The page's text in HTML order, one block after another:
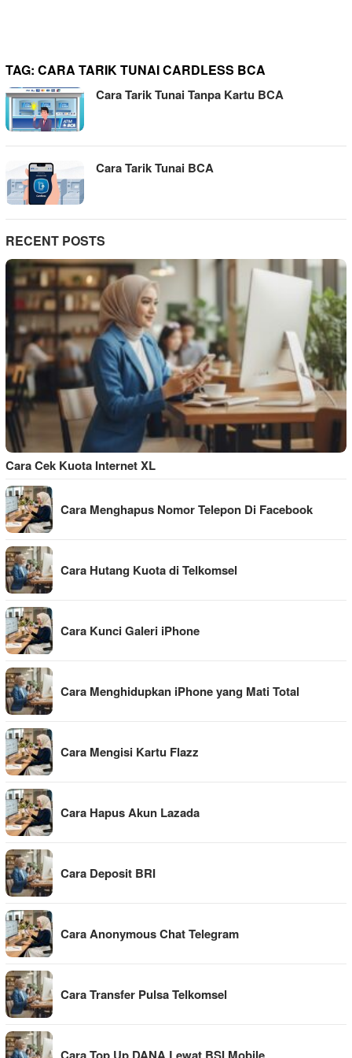
TAG: CARA TARIK TUNAI CARDLESS BCA
Cara Tarik Tunai Tanpa Kartu BCA
Cara Tarik Tunai BCA
RECENT POSTS
Cara Cek Kuota Internet XL
Cara Menghapus Nomor Telepon Di Facebook
Cara Hutang Kuota di Telkomsel
Cara Kunci Galeri iPhone
Cara Menghidupkan iPhone yang Mati Total
Cara Mengisi Kartu Flazz
Cara Hapus Akun Lazada
Cara Deposit BRI
Cara Anonymous Chat Telegram
Cara Transfer Pulsa Telkomsel